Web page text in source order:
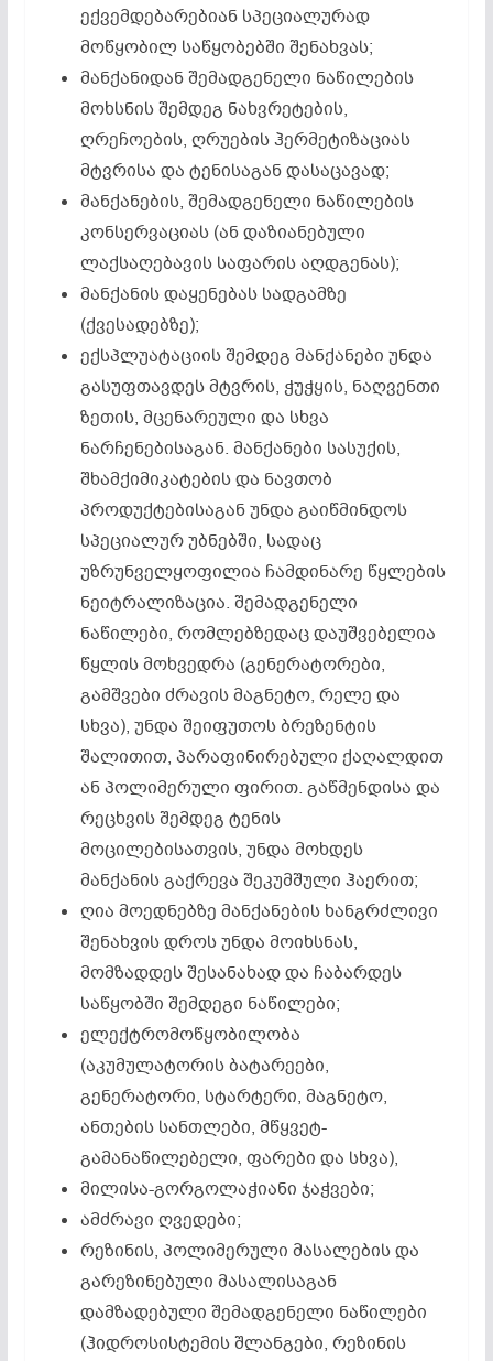
ექვემდებარებიან სპეციალურად
მოწყობილ საწყობებში შენახვას;
მანქანიდან შემადგენელი ნაწილების
მოხსნის შემდეგ ნახვრეტების,
ღრეჩოების, ღრუების ჰერმეტიზაციას
მტვრისა და ტენისაგან დასაცავად;
მანქანების, შემადგენელი ნაწილების
კონსერვაციას (ან დაზიანებული
ლაქსაღებავის საფარის აღდგენას);
მანქანის დაყენებას სადგამზე
(ქვესადებზე);
ექსპლუატაციის შემდეგ მანქანები უნდა
გასუფთავდეს მტვრის, ჭუჭყის, ნაღვენთი
ზეთის, მცენარეული და სხვა
ნარჩენებისაგან. მანქანები სასუქის,
შხამქიმიკატების და ნავთობ
პროდუქტებისაგან უნდა გაიწმინდოს
სპეციალურ უბნებში, სადაც
უზრუნველყოფილია ჩამდინარე წყლების
ნეიტრალიზაცია. შემადგენელი
ნაწილები, რომლებზედაც დაუშვებელია
წყლის მოხვედრა (გენერატორები,
გამშვები ძრავის მაგნეტო, რელე და
სხვა), უნდა შეიფუთოს ბრეზენტის
შალითით, პარაფინირებული ქაღალდით
ან პოლიმერული ფირით. გაწმენდისა და
რეცხვის შემდეგ ტენის
მოცილებისათვის, უნდა მოხდეს
მანქანის გაქრევა შეკუმშული ჰაერით;
ღია მოედნებზე მანქანების ხანგრძლივი
შენახვის დროს უნდა მოიხსნას,
მომზადდეს შესანახად და ჩაბარდეს
საწყობში შემდეგი ნაწილები;
ელექტრომოწყობილობა
(აკუმულატორის ბატარეები,
გენერატორი, სტარტერი, მაგნეტო,
ანთების სანთლები, მწყვეტ-
გამანაწილებელი, ფარები და სხვა),
მილისა-გორგოლაჭიანი ჯაჭვები;
ამძრავი ღვედები;
რეზინის, პოლიმერული მასალების და
გარეზინებული მასალისაგან
დამზადებული შემადგენელი ნაწილები
(ჰიდროსისტემის შლანგები, რეზინის